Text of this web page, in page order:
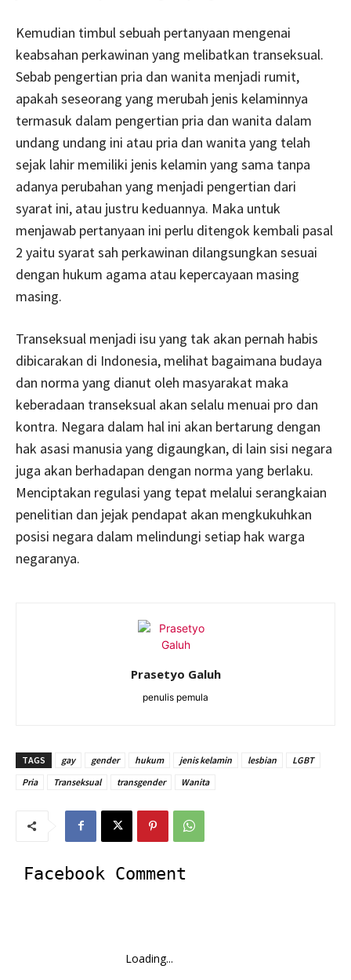
Kemudian timbul sebuah pertanyaan mengenai
keabsahan perkawinan yang melibatkan transeksual.
Sebab pengertian pria dan wanita menjadi rumit,
apakah seseorang yang merubah jenis kelaminnya
termasuk dalam pengertian pria dan wanita dalam
undang undang ini atau pria dan wanita yang telah
sejak lahir memiliki jenis kelamin yang sama tanpa
adanya perubahan yang menjadi pengertian dari
syarat ini, atau justru keduannya. Maka untuk
menjawab pertanyaan ini perlu ditengok kembali pasal
2 yaitu syarat sah perkawinan dilangsungkan sesuai
dengan hukum agama atau kepercayaan masing
masing.
Transeksual menjadi isu yang tak akan pernah habis
dibicarakan di Indonesia, melihat bagaimana budaya
dan norma yang dianut oleh masyarakat maka
keberadaan transeksual akan selalu menuai pro dan
kontra. Negara dalam hal ini akan bertarung dengan
hak asasi manusia yang digaungkan, di lain sisi negara
juga akan berhadapan dengan norma yang berlaku.
Menciptakan regulasi yang tepat melalui serangkaian
penelitian dan jejak pendapat akan mengkukuhkan
posisi negara dalam melindungi setiap hak warga
negaranya.
Prasetyo Galuh
penulis pemula
TAGS gay gender hukum jenis kelamin lesbian
LGBT
Pria
Transeksual transgender Wanita
Facebook Comment
Loading...